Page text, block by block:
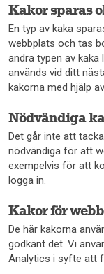
Kakor sparas
En typ av kaka
webbplats och tas
andra typen av
används vid ditt
kakorna med hjälp
Nödvändiga
Det går inte att
nödvändiga för att
exempelvis för att
logga in.
Kakor för
De här kakorna
godkänt det. Vi
Analytics i syfte att